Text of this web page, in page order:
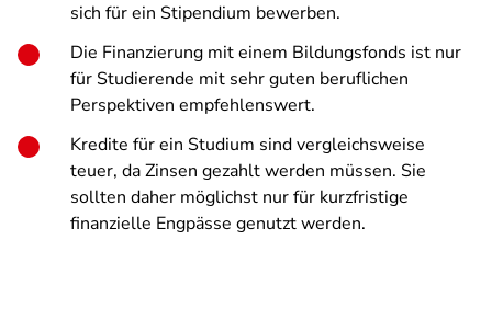
sich für ein Stipendium bewerben.
Die Finanzierung mit einem Bildungsfonds ist nur
für Studierende mit sehr guten beruflichen
Perspektiven empfehlenswert.
Kredite für ein Studium sind vergleichsweise
teuer, da Zinsen gezahlt werden müssen. Sie
sollten daher möglichst nur für kurzfristige
finanzielle Engpässe genutzt werden.